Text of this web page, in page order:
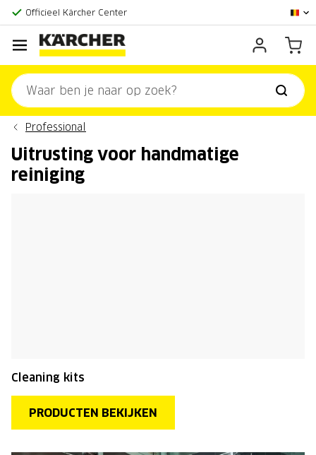
Klantenscore:9,3/10
Professional
Uitrusting voor handmatige
reiniging
Cleaning kits
PRODUCTEN BEKIJKEN